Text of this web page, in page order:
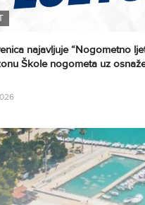
najavljuje “Nogometno
Škole nogometa uz